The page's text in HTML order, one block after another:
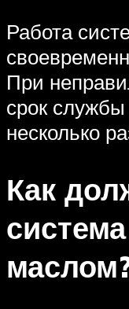
Работа
При
срок
несколько
Как